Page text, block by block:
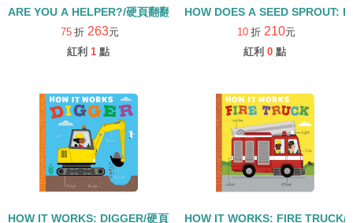
ARE YOU A HELPER?/硬頁翻翻書
75 折 263元
紅利 1 點
HOW DOES A SEED SPROUT:
10 折 210元
紅利 0 點
HOW IT WORKS: DIGGER/硬頁書 HOW IT WORKS: FIRE TRUCK/